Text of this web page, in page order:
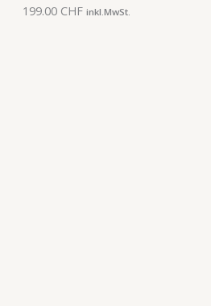
199.00 CHF inkl.MwSt.